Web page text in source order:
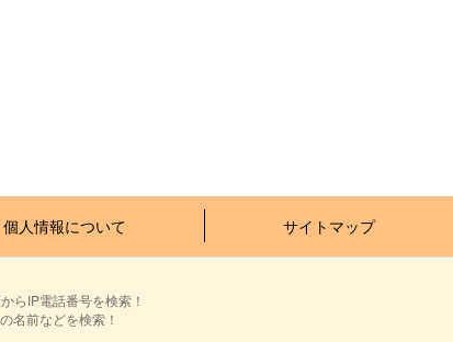
個人情報について サイトマップ
らIP電話番号を検索！
名前などを検索！